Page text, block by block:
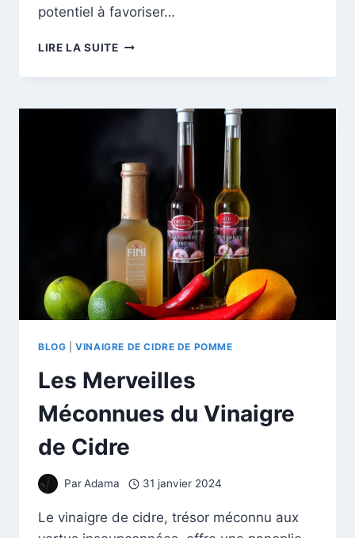
potentiel à favoriser…
LIRE LA SUITECURCUMA
PERTE
POIDS
CETTE
ÉPICE
MIRACLE
PEUT
AIDER
À
BRÛLER
LA
GRAISSE
ABDOMINALE
BLOG |VINAIGRE DE CIDRE DE POMME
Les Merveilles
Méconnues du Vinaigre
de Cidre
ParAdama 31 janvier 2024
Le vinaigre de cidre, trésor méconnu aux